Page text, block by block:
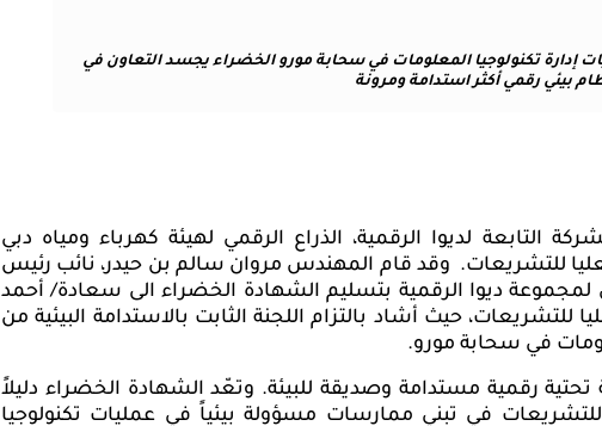
إدارة تكنولوجيا المعلومات في سحابة مورو الخضراء يجسد التعاون في
بيئي رقمي أكثر استدامة ومرونة
التابعة لديوا الرقمية، الذراع الرقمي لهيئة كهرباء ومياه دبي
للتشريعات. وقد قام المهندس مروان سالم بن حيدر، نائب رئيس
ديوا الرقمية بتسليم الشهادة الخضراء الى سعادة/ أحمد
حيث أشاد بالتزام اللجنة الثابت بالاستدامة البيئية من
في سحابة مورو.
رقمية مستدامة وصديقة للبيئة. وتعّد الشهادة الخضراء دليلاً
للتشريعات في تبني ممارسات مسؤولة بيئياً في عمليات تكنولوجيا